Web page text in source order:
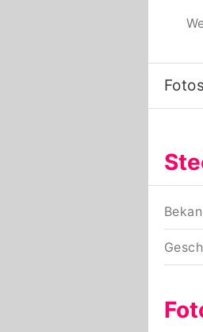
Fotos